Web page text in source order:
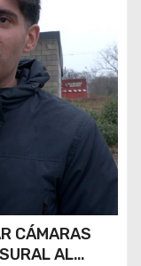
CÁMARAS
AL